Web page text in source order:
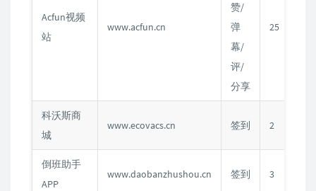
Acfun视频
站
www.acfun.cn
赞/
弹
幕/
评/
分享
25
科沃斯商
城
www.ecovacs.cn 签到 2
倒班助手
APP
www.daobanzhushou.cn 签到 3